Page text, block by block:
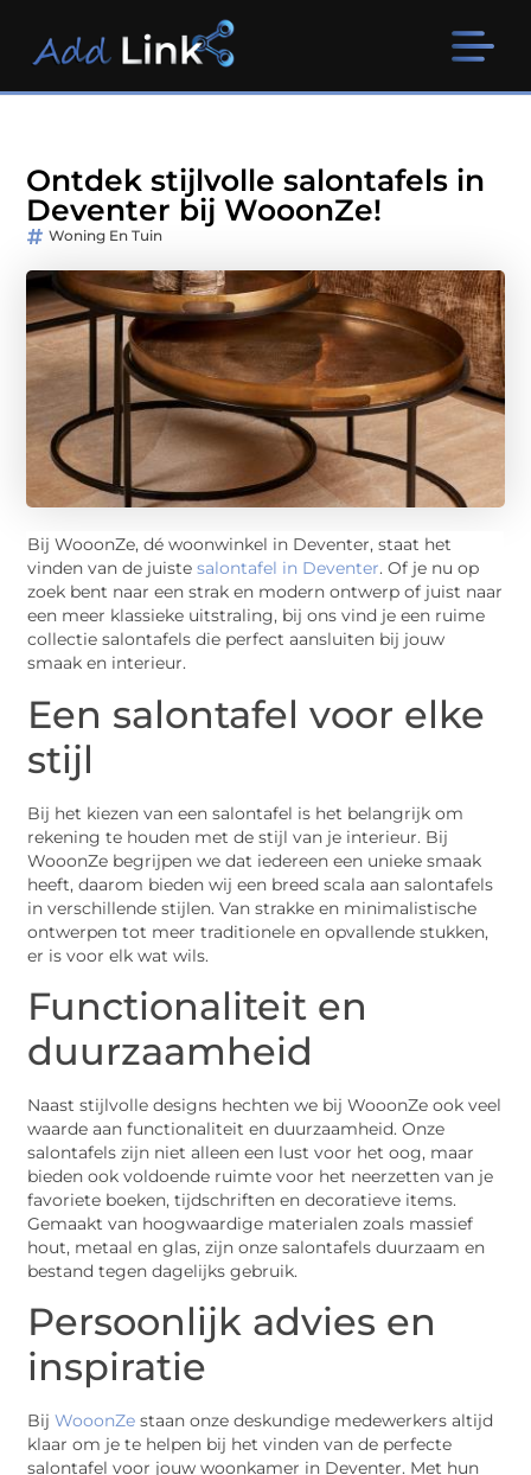
Ontdek stijlvolle salontafels in
Deventer bij WooonZe!
Woning En Tuin
Bij WooonZe, dé woonwinkel in Deventer, staat het
vinden van de juistesalontafel in Deventer. Of je nu op
zoek bent naar een strak en modern ontwerp of juist naar
een meer klassieke uitstraling, bij ons vind je een ruime
collectie salontafels die perfect aansluiten bij jouw
smaak en interieur.
Een salontafel voor elke
stijl
Bij het kiezen van een salontafel is het belangrijk om
rekening te houden met de stijl van je interieur. Bij
WooonZe begrijpen we dat iedereen een unieke smaak
heeft, daarom bieden wij een breed scala aan salontafels
in verschillende stijlen. Van strakke en minimalistische
ontwerpen tot meer traditionele en opvallende stukken,
er is voor elk wat wils.
Functionaliteit en
duurzaamheid
Naast stijlvolle designs hechten we bij WooonZe ook veel
waarde aan functionaliteit en duurzaamheid. Onze
salontafels zijn niet alleen een lust voor het oog, maar
bieden ook voldoende ruimte voor het neerzetten van je
favoriete boeken, tijdschriften en decoratieve items.
Gemaakt van hoogwaardige materialen zoals massief
hout, metaal en glas, zijn onze salontafels duurzaam en
bestand tegen dagelijks gebruik.
Persoonlijk advies en
inspiratie
BijWooonZe staan onze deskundige medewerkers altijd
klaar om je te helpen bij het vinden van de perfecte
salontafel voor jouw woonkamer in Deventer. Met hun